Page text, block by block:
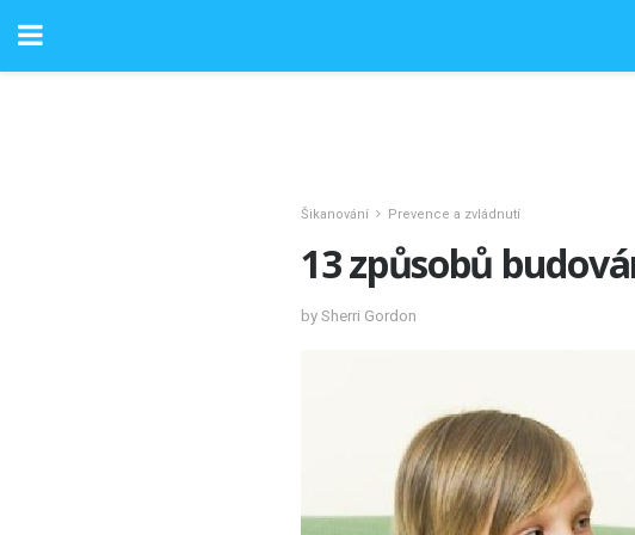
Šikanování Prevence a zvládnutí
13 způsobů
by Sherri Gordon